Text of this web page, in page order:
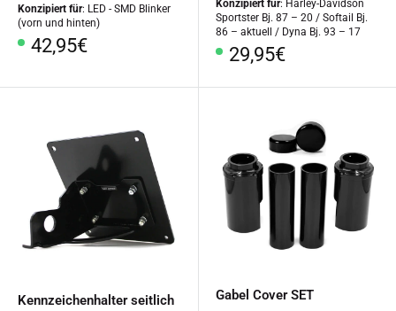
Konzipiert für: LED - SMD Blinker
(vorn und hinten)
Sonderpreis
42,95€
Konzipiert für: Harley-Davidson
Sportster Bj. 87 – 20 / Softail Bj.
86 – aktuell / Dyna Bj. 93 – 17
Sonderpreis
29,95€
Kennzeichenhalter seitlich
Gabel Cover SET